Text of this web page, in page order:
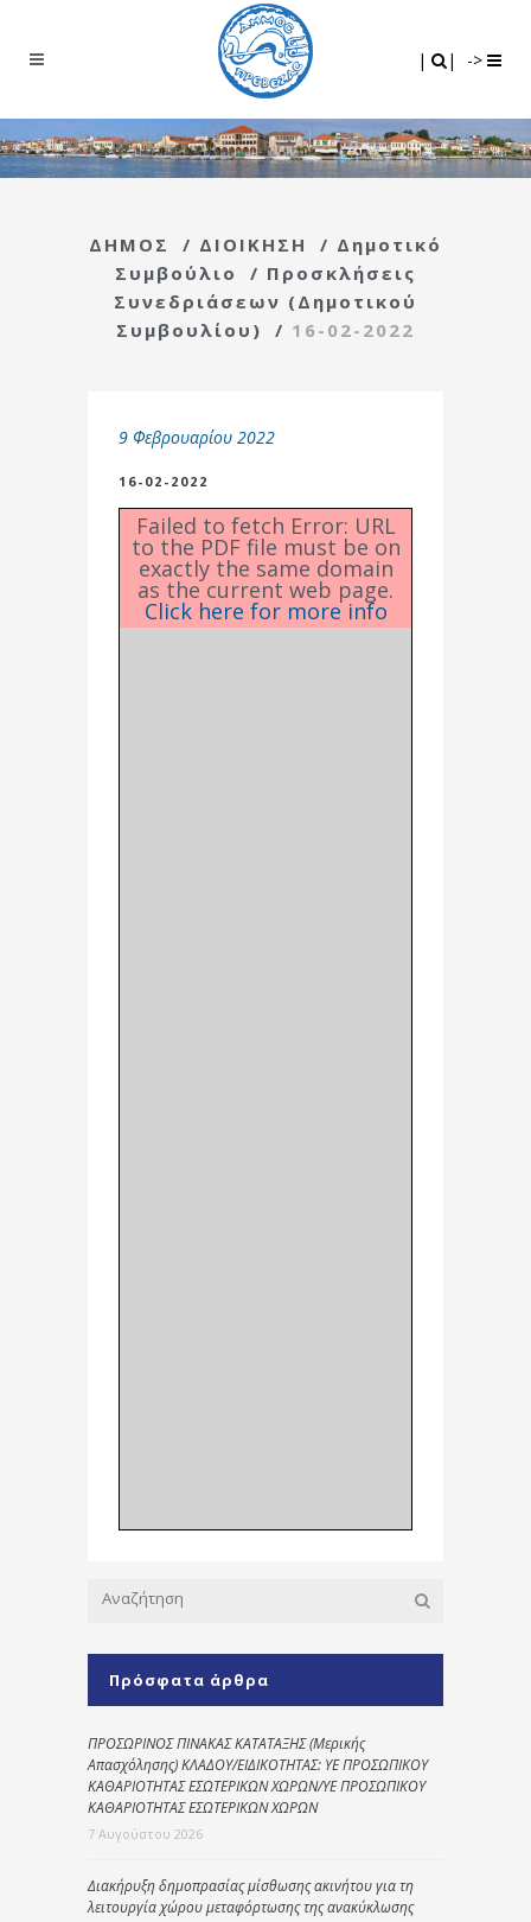
| | ->
ΔΗΜΟΣ / ΔΙΟΙΚΗΣΗ / Δημοτικό
Συμβούλιο
/ Προσκλήσεις
Συνεδριάσεων (Δημοτικού
Συμβουλίου)
/ 16-02-2022
9 Φεβρουαρίου 2022
16-02-2022
Failed to fetch Error: URL
to the PDF file must be on
exactly the same domain
as the current web page.
Click here for more info
Πρόσφατα άρθρα
ΠΡΟΣΩΡΙΝΟΣ ΠΙΝΑΚΑΣ ΚΑΤΑΤΑΞΗΣ (Μερικής
Απασχόλησης) ΚΛΑΔΟΥ/ΕΙΔΙΚΟΤΗΤΑΣ: ΥΕ ΠΡΟΣΩΠΙΚΟΥ
ΚΑΘΑΡΙΟΤΗΤΑΣ ΕΣΩΤΕΡΙΚΩΝ ΧΩΡΩΝ/ΥΕ ΠΡΟΣΩΠΙΚΟΥ
ΚΑΘΑΡΙΟΤΗΤΑΣ ΕΣΩΤΕΡΙΚΩΝ ΧΩΡΩΝ
7 Αυγούστου 2026
Διακήρυξη δημοπρασίας μίσθωσης ακινήτου για τη
λειτουργία χώρου μεταφόρτωσης της ανακύκλωσης